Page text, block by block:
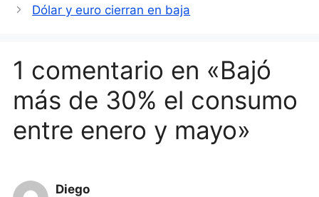
Dólar y euro cierran en baja
1 comentario en «Bajó
más de 30% el consumo
entre enero y mayo»
Diego